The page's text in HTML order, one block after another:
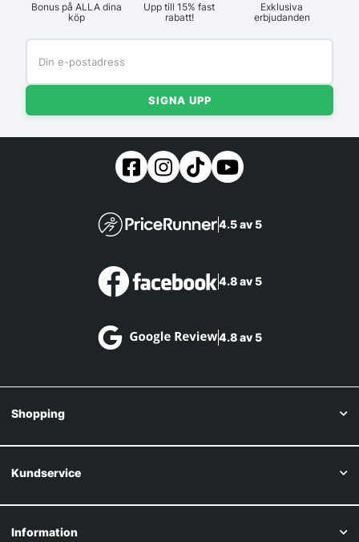
Bonus på ALLA dina
köp
Upp till 15% fast
rabatt!
Exklusiva
erbjudanden
SIGNA UPP
4.5 av 5
4.8 av 5
4.8 av 5
Shopping
Kundservice
Information